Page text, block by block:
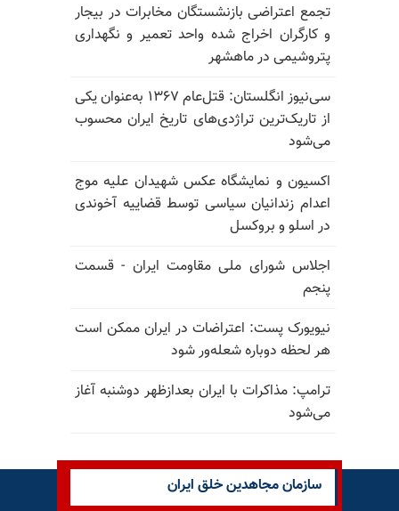
تجمع اعتراضی بازنشستگان مخابرات در بیجار
و کارگران اخراج شده واحد تعمیر و نگهداری
پتروشیمی در ماهشهر
سی‌نیوز انگلستان: قتل‌عام ۱۳۶۷ به‌عنوان یکی
از تاریک‌ترین تراژدی‌های تاریخ ایران محسوب
می‌شود
اکسیون و نمایشگاه عکس شهیدان علیه موج
اعدام زندانیان سیاسی توسط قضاییه آخوندی
در اسلو و بروکسل
اجلاس شورای ملی مقاومت ایران - قسمت
پنجم
نیویورک پست: اعتراضات در ایران ممکن است
هر لحظه دوباره شعله‌ور شود
ترامپ: مذاکرات با ایران بعدازظهر دوشنبه آغاز
می‌شود
سازمان مجاهدین خلق ایران